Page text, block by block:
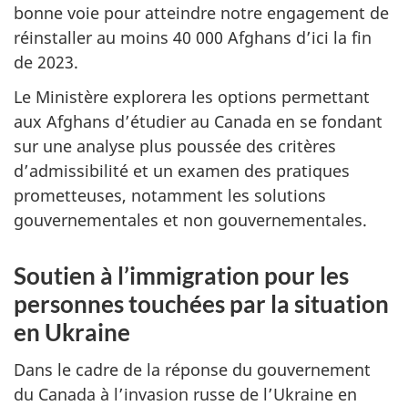
bonne voie pour atteindre notre engagement de
réinstaller au moins 40 000 Afghans d’ici la fin
de 2023.
Le Ministère explorera les options permettant
aux Afghans d’étudier au Canada en se fondant
sur une analyse plus poussée des critères
d’admissibilité et un examen des pratiques
prometteuses, notamment les solutions
gouvernementales et non gouvernementales.
Soutien à l’immigration pour les
personnes touchées par la situation
en Ukraine
Dans le cadre de la réponse du gouvernement
du Canada à l’invasion russe de l’Ukraine en